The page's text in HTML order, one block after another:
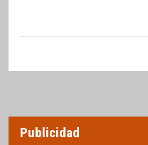
Publicidad